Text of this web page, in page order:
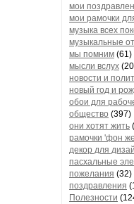
мои
мои рамочки
музыка всех
музыкальные
мы помним (61)
мысли вслух
новости и
новый год и
обои для
общество (397)
они хотят жить
рамочки 'фон
декор для
пасхальные
пожелания (32)
поздравления
Полезности